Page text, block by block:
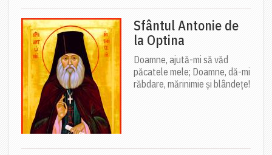
Sfântul Antonie de
la Optina
Doamne, ajută-mi să văd
păcatele mele; Doamne, dă-mi
răbdare, mărinimie şi blândeţe!